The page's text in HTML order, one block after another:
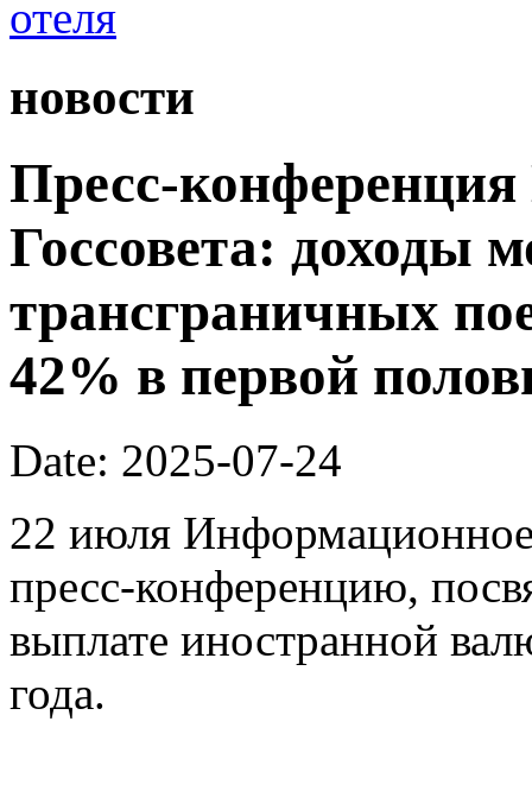
новости
Пресс-
Госсовета: доходы
трансграничных
42% в первой
Date: 2025-07-24
22 июля
пресс-конференцию,
выплате иностранной
года.